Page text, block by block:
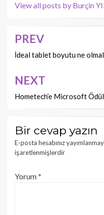
View all posts by Burçin
Yazı
dolaşımı
PREV
İdeal tablet boyutu ne
NEXT
Hometech’e Microsoft
Bir cevap yazın
E-posta hesabınız
işaretlenmişlerdir
Yorum*